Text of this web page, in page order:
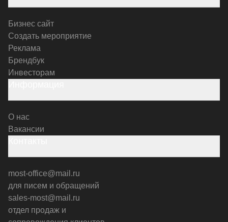
Бизнес сайт
Создать мероприятие
Реклама
Брендбук
Инвесторам
О нас
Вакансии
most-office@mail.ru
для писем и обращений
sales-most@mail.ru
отдел продаж и